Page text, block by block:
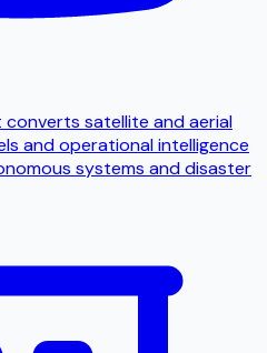
satellite and aerial
and operational intelligence
systems and disaster